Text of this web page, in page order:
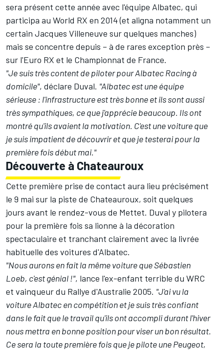
sera présent cette année avec l'équipe Albatec, qui
participa au World RX en 2014 (et aligna notamment un
certain Jacques Villeneuve sur quelques manches)
mais se concentre depuis – à de rares exception près –
sur l'Euro RX et le Championnat de France.
"Je suis très content de piloter pour Albatec Racing à
domicile", déclare Duval. "Albatec est une équipe
sérieuse : l'infrastructure est très bonne et ils sont aussi
très sympathiques, ce que j'apprécie beaucoup. Ils ont
montré qu'ils avaient la motivation. C'est une voiture que
je suis impatient de découvrir et que je testerai pour la
première fois début mai."
Découverte à Chateauroux
Cette première prise de contact aura lieu précisément
le 9 mai sur la piste de Chateauroux, soit quelques
jours avant le rendez-vous de Mettet. Duval y pilotera
pour la première fois sa lionne à la décoration
spectaculaire et tranchant clairement avec la livrée
habituelle des voitures d'Albatec.
"Nous aurons en fait la même voiture que Sébastien
Loeb, c'est génial !", lance l'ex-enfant terrible du WRC
et vainqueur du Rallye d'Australie 2005. "J'ai vu la
voiture Albatec en compétition et je suis très confiant
dans le fait que le travail qu'ils ont accompli durant l'hiver
nous mettra en bonne position pour viser un bon résultat.
Ce sera la toute première fois que je pilote une Peugeot,